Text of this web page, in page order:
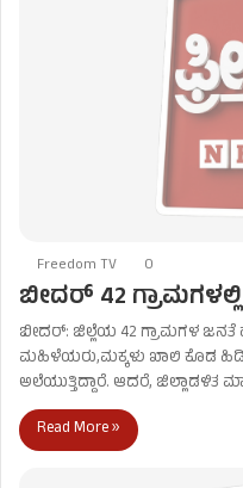
Freedom TV 0
ಬೀದರ್ 42
ಬೀದರ್: ಜಿಲ್ಲೆಯ 42 ಗ್ರಾಮಗಳ ಜನತೆ
ಮಹಿಳೆಯರು,ಮಕ್ಕಳು ಖಾಲಿ ಕೊಡ
ಅಲೆಯುತ್ತಿದ್ದಾರೆ. ಆದರೆ, ಜಿಲ್ಲಾಡಳಿತ
Read More »